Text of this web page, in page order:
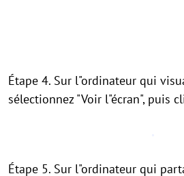
Étape 4. Sur l"ordinateur qui
sélectionnez "Voir l"écran", puis
Étape 5. Sur l"ordinateur qui